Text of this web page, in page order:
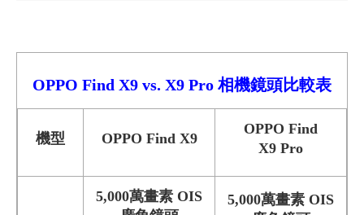
OPPO Find X9 vs. X9 Pro 相機鏡頭比較表
機型 OPPO Find X9
OPPO Find
X9 Pro
5,000萬畫素 OIS
5,000萬畫素 OIS